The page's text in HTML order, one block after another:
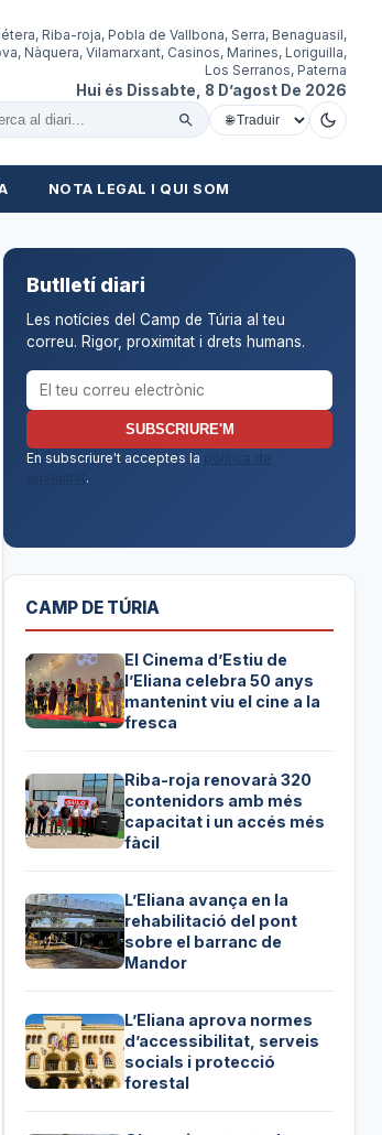
Riba-roja, Pobla de Vallbona, Serra, Benaguasil,
Nàquera, Vilamarxant, Casinos, Marines, Loriguilla,
Los Serranos, Paterna
Hui és Dissabte, 8 D’agost De 2026
al diari
NOTA LEGAL I QUI SOM
Butlletí diari
Les notícies del Camp de Túria al teu
correu. Rigor, proximitat i drets humans.
Correu electrònic per al butlletí
SUBSCRIURE'M
En subscriure't acceptes la
política de
.
CAMP DE TÚRIA
El Cinema d’Estiu de
l’Eliana celebra 50 anys
mantenint viu el cine a la
fresca
Riba-roja renovarà 320
contenidors amb més
capacitat i un accés més
fàcil
L’Eliana avança en la
rehabilitació del pont
sobre el barranc de
Mandor
L’Eliana aprova normes
d’accessibilitat, serveis
socials i protecció
forestal